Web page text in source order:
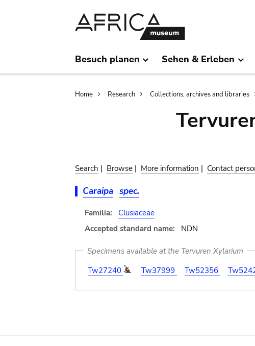
Besuch planen Sehen & Erleben
Breadcrumb
Home Research Collections, archives and libraries
Search | Browse | More information | Contact
Caraipa spec.
Familia:
Clusiaceae
Accepted standard name:
NDN
Specimens available at the Tervuren Xylarium
Tw27240
Tw37999 Tw52356